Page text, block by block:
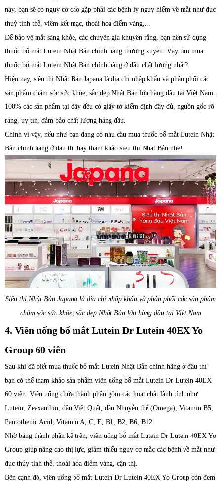
này, bạn sẽ có nguy cơ cao gặp phải các bệnh lý nguy hiểm về mắt như đục
thuỷ tinh thể, viêm kết mạc, thoái hoá điểm vàng,...
Để bảo vệ mắt sáng khỏe, các chuyên gia khuyên rằng, bạn nên sử dụng
thuốc bổ mắt Lutein Nhật Bản chính hãng thường xuyên. Vậy tìm mua
thuốc bổ mắt Lutein Nhật Bản chính hãng ở đâu chất lượng nhất?
Hiện nay, siêu thị Nhật Bản Japana là địa chỉ nhập khẩu và phân phối các
sản phẩm chăm sóc sức khỏe, sắc đẹp Nhật Bản lớn hàng đầu tại Việt Nam.
100% các sản phẩm tại đây đều có giấy tờ kiểm định đầy đủ, nguồn gốc rõ
ràng, uy tín, đảm bảo chất lượng hàng đầu.
Chính vì vậy, nếu như bạn đang có nhu cầu mua thuốc bổ mắt Lutein Nhật
Bản chính hãng ở đâu thì hãy tham khảo siêu thị Nhật Bản nhé!
Siêu thị Nhật Bản Japana là địa chỉ nhập khẩu và phân phối các sản phẩm
chăm sóc sức khỏe, sắc đẹp Nhật Bản lớn hàng đầu tại Việt Nam
4. Viên uống bổ mắt Lutein Dr Lutein 40EX Yo
Group 60 viên
Sau khi đã biết mua thuốc bổ mắt Lutein Nhật Bản chính hãng ở đâu thì
bạn có thể tham khảo sản phẩm viên uống bổ mắt Lutein Dr Lutein 40EX
60 viên. Viên uống chứa thành phần gồm các hoạt chất lành tính như
Lutein, Zeaxanthin, dầu Việt Quất, dầu Nhuyễn thể (Omega), Vitamin B5,
Pantothenic Acid, Vitamin A, C, E, B1, B2, B6, B12.
Nhờ bảng thành phần kể trên, viên uống bổ mắt Lutein Dr Lutein 40EX Yo
Group giúp nâng cao thị lực, giảm thiểu nguy cơ mắc các bệnh về mắt như
đục thủy tinh thể, thoái hóa điểm vàng, cận thị.
Bên cạnh đó, viên uống bổ mắt Lutein Dr Lutein 40EX Yo Group còn đem